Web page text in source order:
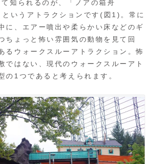
知られるのが、「ノアの箱舟
いうアトラクションです(図1)。常に
に、エアー噴出や柔らかい床などのギ
ちょっと怖い雰囲気の動物を見て回
るウォークスルーアトラクション。怖
ではない、現代のウォークスルーアト
の1つであると考えられます。